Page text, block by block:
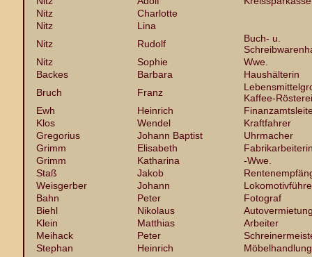
Nitz
Charlotte
Nitz
Lina
Nitz
Rudolf
Buch- u.
Nitz
Sophie
Wwe.
Backes
Barbara
Haushälterin
Bruch
Franz
Kaffee-Rösterei
Ewh
Heinrich
Klos
Wendel
Kraftfahrer
Gregorius
Johann Baptist
Uhrmacher
Grimm
Elisabeth
Grimm
Katharina
-Wwe.
Staß
Jakob
Weisgerber
Johann
Bahn
Peter
Fotograf
Biehl
Nikolaus
Klein
Matthias
Arbeiter
Meihack
Peter
Stephan
Heinrich
Möbelhandlung